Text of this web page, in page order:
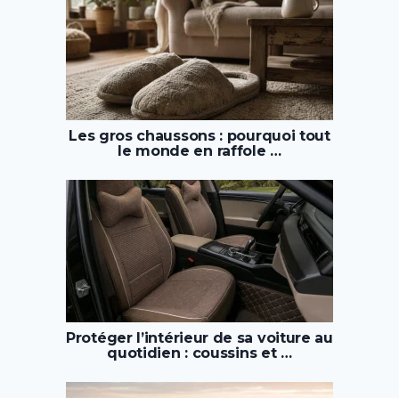
Les gros chaussons : pourquoi tout
le monde en raffole …
Protéger l’intérieur de sa voiture au
quotidien : coussins et …